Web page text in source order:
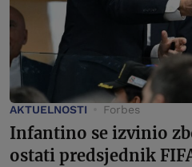
AKTUELNOSTI Forbes
Infantino se izvinio
ostati predsjednik